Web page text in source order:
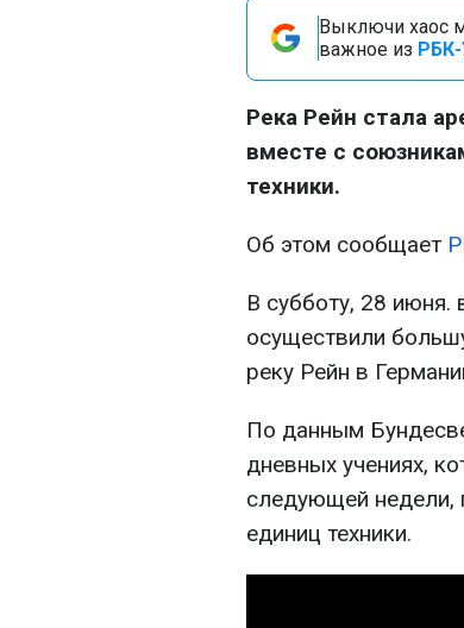
Выключи хаос
важное из РБК-
Река Рейн стала
вместе с
техники.
Об этом сообщает
В субботу, 28 июня.
осуществили
реку Рейн в
По данным
дневных учениях,
следующей недели,
единиц техники.